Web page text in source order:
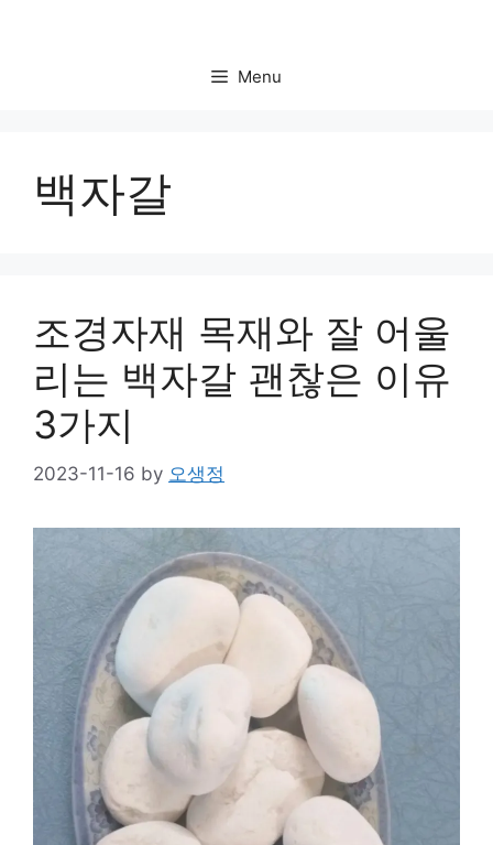
Menu
백자갈
조경자재 목재와 잘 어울
리는 백자갈 괜찮은 이유
3가지
2023-11-16 by 오생정